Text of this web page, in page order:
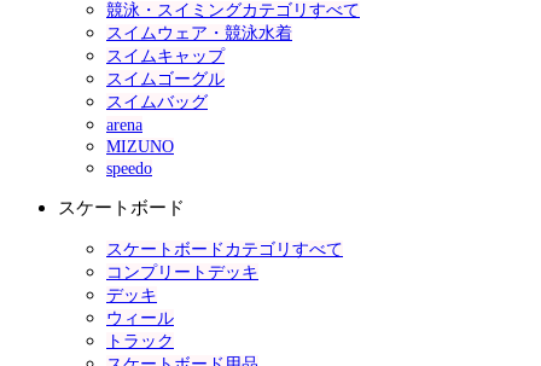
競泳・スイミングカテゴリすべて
スイムウェア・競泳水着
スイムキャップ
スイムゴーグル
スイムバッグ
arena
MIZUNO
speedo
スケートボード
スケートボードカテゴリすべて
コンプリートデッキ
デッキ
ウィール
トラック